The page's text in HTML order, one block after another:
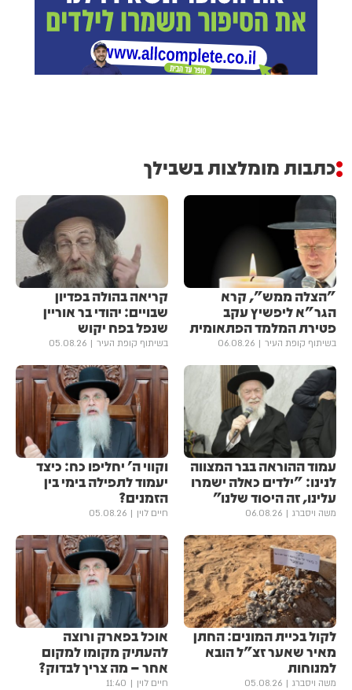
כתבות מומלצות בשבילך
"הצלה ממש", קרא
הגר"א ליפשיץ עקב
פטירת המלמד הפתאומית
בשיתוף קופת העיר 06.08.26
קריאה בהולה בפדיון
שבויים: יהודי בר אוריין
שנפל בפח יקוש
בשיתוף קופת העיר 05.08.26
עמוד ההוראה בבר המצווה
לנינו: "ילדים כאלה ישמרו
עלינו, זה היסוד שלנו"
משה ויסברג 06.08.26
וקווי ה' יחליפו כח: כיצד
יעמוד לתפילה בימי בין
הזמנים?
חיים לוין 05.08.26
לקול בכיית המונים: החתן
מאיר שאער זצ"ל הובא
למנוחות
משה ויסברג 05.08.26
אוכל בפארק ורוצה
להעתיק מקומו למקום
אחר – מה צריך לבדוק?
חיים לוין 11:40